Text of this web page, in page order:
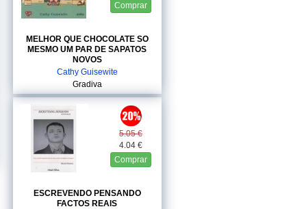
Comprar
MELHOR QUE CHOCOLATE SO
MESMO UM PAR DE SAPATOS
NOVOS
Cathy Guisewite
Gradiva
5.05 €
4.04 €
Comprar
ESCREVENDO PENSANDO
FACTOS REAIS